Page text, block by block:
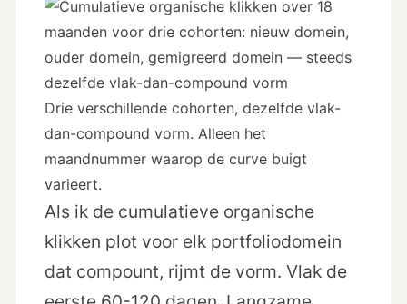
Drie verschillende cohorten, dezelfde vlak-
dan-compound vorm. Alleen het
maandnummer waarop de curve buigt
varieert.
Als ik de cumulatieve organische
klikken plot voor elk portfoliodomein
dat compount, rijmt de vorm. Vlak de